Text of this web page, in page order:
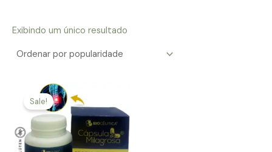
Exibindo um único resultado
Sale!